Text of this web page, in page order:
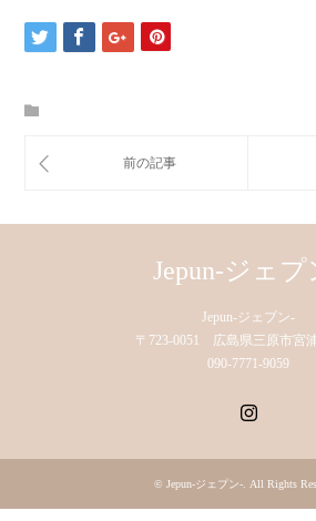
Jepun-ジェプ
Jepun-ジェプン-
〒723-0051 広島県三原市宮
090-7771-9059
© Jepun-ジェプン-. All Rights